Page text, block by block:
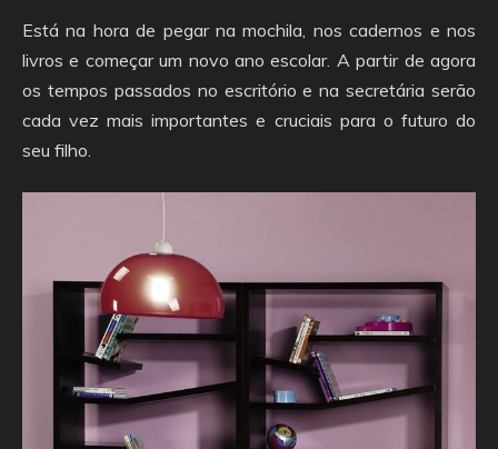
Está na hora de pegar na mochila, nos cadernos e nos
livros e começar um novo ano escolar. A partir de agora
os tempos passados no escritório e na secretária serão
cada vez mais importantes e cruciais para o futuro do
seu filho.